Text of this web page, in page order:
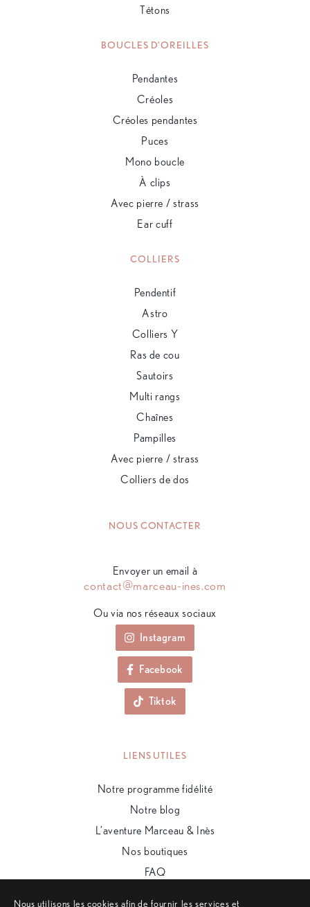
Tétons
BOUCLES D'OREILLES
Pendantes
Créoles
Créoles pendantes
Puces
Mono boucle
À clips
Avec pierre / strass
Ear cuff
COLLIERS
Pendentif
Astro
Colliers Y
Ras de cou
Sautoirs
Multi rangs
Chaînes
Pampilles
Avec pierre / strass
Colliers de dos
NOUS CONTACTER
Envoyer un email à
contact@marceau-ines.com
Ou via nos réseaux sociaux
Instagram
Facebook
Tiktok
LIENS UTILES
Notre programme fidélité
Notre blog
L’aventure Marceau & Inès
Nos boutiques
FAQ
Nous utilisons les cookies afin de fournir les services et